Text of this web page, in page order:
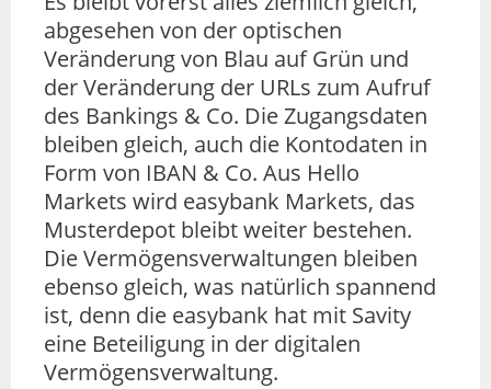
abgesehen von der optischen
Veränderung von Blau auf Grün und
der Veränderung der URLs zum Aufruf
des Bankings & Co. Die Zugangsdaten
bleiben gleich, auch die Kontodaten in
Form von IBAN & Co. Aus Hello
Markets wird easybank Markets, das
Musterdepot bleibt weiter bestehen.
Die Vermögensverwaltungen bleiben
ebenso gleich, was natürlich spannend
ist, denn die easybank hat mit Savity
eine Beteiligung in der digitalen
Vermögensverwaltung.